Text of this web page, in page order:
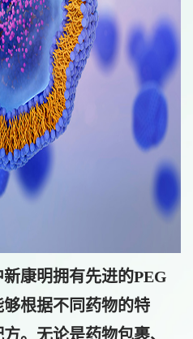
康明拥有先进的PEG
根据不同药物的特
。无论是药物包裹、